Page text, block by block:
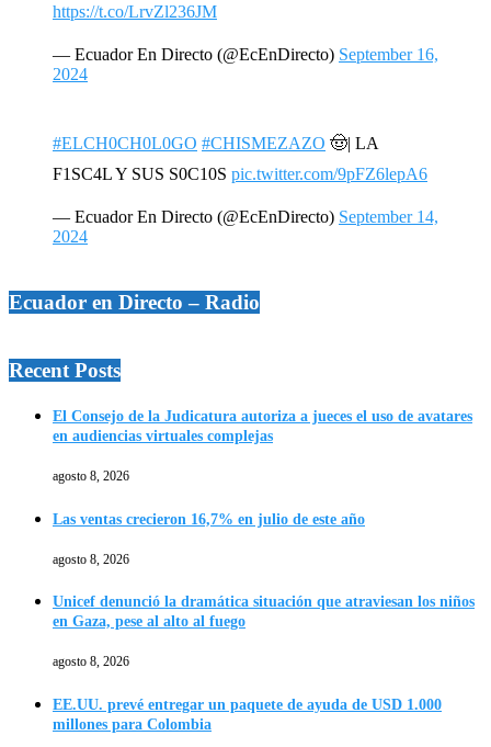
https://t.co/LrvZl236JM
— Ecuador En Directo (@EcEnDirecto) September 16,
2024
#ELCH0CH0L0GO #CHISMEZAZO 🤠| LA
F1SC4L Y SUS S0C10S pic.twitter.com/9pFZ6lepA6
— Ecuador En Directo (@EcEnDirecto) September 14,
2024
Ecuador en Directo – Radio
Recent Posts
El Consejo de la Judicatura autoriza a jueces el uso de avatares
en audiencias virtuales complejas
agosto 8, 2026
Las ventas crecieron 16,7% en julio de este año
agosto 8, 2026
Unicef denunció la dramática situación que atraviesan los niños
en Gaza, pese al alto al fuego
agosto 8, 2026
EE.UU. prevé entregar un paquete de ayuda de USD 1.000
millones para Colombia